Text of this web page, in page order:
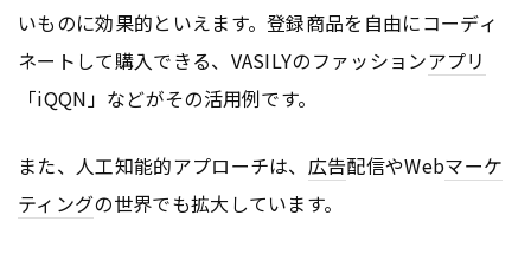
いものに効果的といえます。登録商品を自由にコーディ
ネートして購入できる、VASILYのファッションアプリ
「iQQN」などがその活用例です。
また、人工知能的アプローチは、 広告配信やWebマーケ
ティングの世界でも拡大しています。